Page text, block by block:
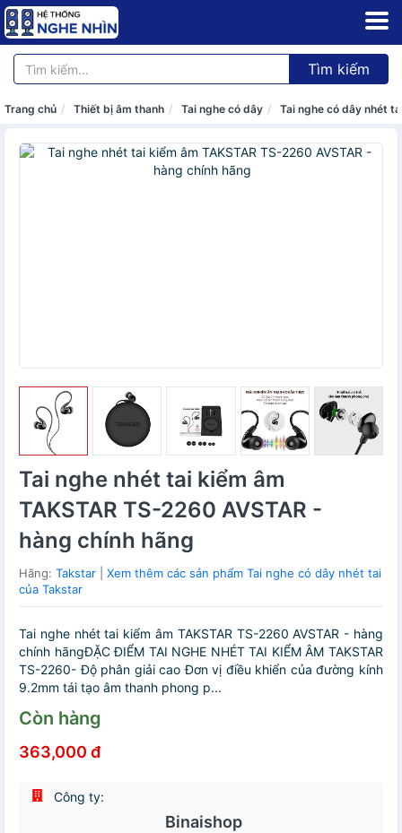
Tìm kiếm
Trang chủ Thiết bị âm thanh Tai nghe có dây Tai nghe có dây nhét
Tai nghe nhét tai kiểm âm
TAKSTAR TS-2260 AVSTAR -
hàng chính hãng
Hãng: Takstar
Xem thêm các sản phẩm Tai nghe có dây nhét tai
của Takstar
Tai nghe nhét tai kiểm âm TAKSTAR TS-2260 AVSTAR - hàng
chính hãngĐẶC ĐIỂM TAI NGHE NHÉT TAI KIỂM ÂM TAKSTAR
TS-2260- Độ phân giải cao Đơn vị điều khiển của đường kính
9.2mm tái tạo âm thanh phong p...
Còn hàng
363,000 đ
Công ty:
Binaishop